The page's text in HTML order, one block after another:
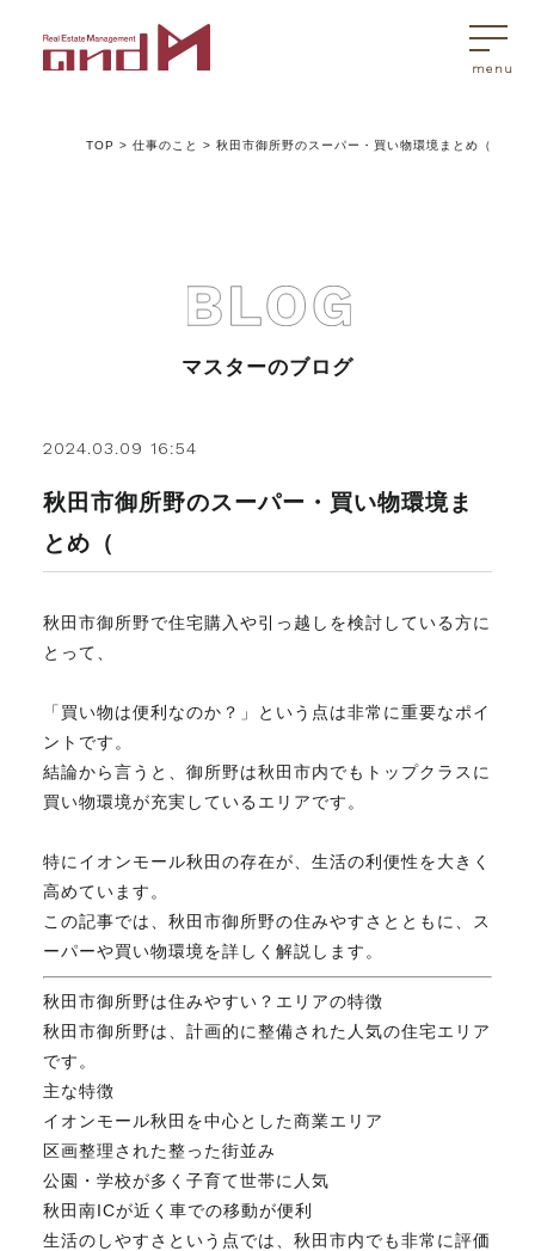
トップページ
アンドエムが選ばれる理由
不動産売買Q&A
会社概要
マスターのブログ
FAX. 018-853-5781
開催日：平日9:30－17:30／
土曜10:00－15:00（要予約）
定休日：第2第4土曜日および日曜祝祭日
TOP >仕事のこと >秋田市御所野のスーパー・買い物環境まとめ（
マスターのブログ
2024.03.09 16:54
秋田市御所野のスーパー・買い物環境ま
とめ（
秋田市御所野で住宅購入や引っ越しを検討している方に
とって、
「買い物は便利なのか？」という点は非常に重要なポイ
ントです。
結論から言うと、御所野は秋田市内でもトップクラスに
買い物環境が充実しているエリアです。
特にイオンモール秋田の存在が、生活の利便性を大きく
高めています。
この記事では、秋田市御所野の住みやすさとともに、ス
ーパーや買い物環境を詳しく解説します。
秋田市御所野は住みやすい？エリアの特徴
秋田市御所野は、計画的に整備された人気の住宅エリア
です。
主な特徴
イオンモール秋田を中心とした商業エリア
区画整理された整った街並み
公園・学校が多く子育て世帯に人気
秋田南ICが近く車での移動が便利
生活のしやすさという点では、秋田市内でも非常に評価